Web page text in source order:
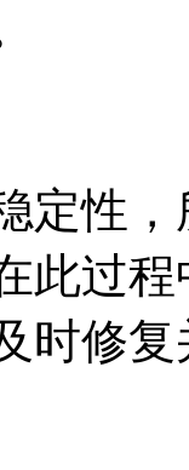
定性
此过
时修